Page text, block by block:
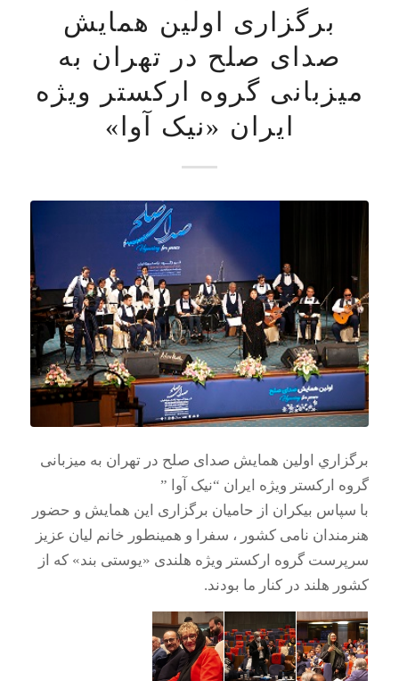
برگزاری اولین همایش
صدای صلح در تهران به
میزبانی گروه ارکستر ویژه
ایران «نیک آوا»
برگزاري اولین همایش صدای صلح در تهران به میزبانی
گروه ارکستر ویژه ایران “نیک آوا ”
با سپاس بیکران از حامیان برگزاری این همایش و حضور
هنرمندان نامی کشور ، سفرا و همینطور خانم لیان عزیز
سرپرست گروه ارکستر ویژه هلندی «یوستی بند» که از
کشور هلند در کنار ما بودند.